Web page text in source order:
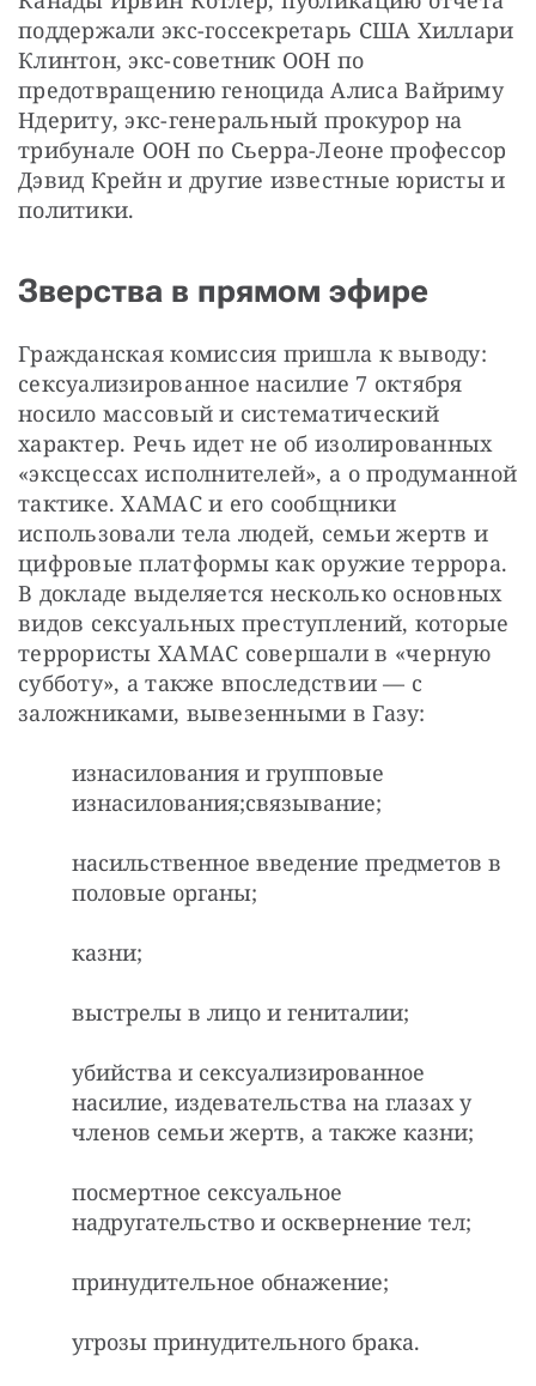
поддержали экс-госсекретарь США Хиллари
Клинтон, экс-советник ООН по
предотвращению геноцида Алиса Вайриму
Ндериту, экс-генеральный прокурор на
трибунале ООН по Сьерра-Леоне профессор
Дэвид Крейн и другие известные юристы и
политики.
Зверства в прямом эфире
Гражданская комиссия пришла к выводу:
сексуализированное насилие 7 октября
носило массовый и систематический
характер. Речь идет не об изолированных
«эксцессах исполнителей», а о продуманной
тактике. ХАМАС и его сообщники
использовали тела людей, семьи жертв и
цифровые платформы как оружие террора.
В докладе выделяется несколько основных
видов сексуальных преступлений, которые
террористы ХАМАС совершали в «черную
субботу», а также впоследствии — с
заложниками, вывезенными в Газу:
изнасилования и групповые
изнасилования;связывание;
насильственное введение предметов в
половые органы;
казни;
выстрелы в лицо и гениталии;
убийства и сексуализированное
насилие, издевательства на глазах у
членов семьи жертв, а также казни;
посмертное сексуальное
надругательство и осквернение тел;
принудительное обнажение;
угрозы принудительного брака.